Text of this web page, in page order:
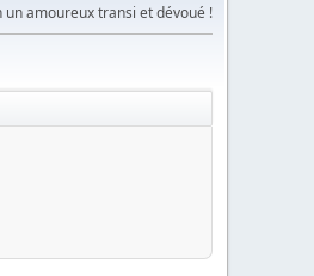
amoureux transi et dévoué !